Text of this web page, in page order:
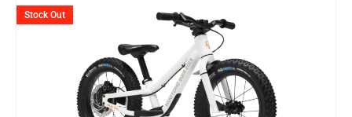
war:
CHF 349
Preis
ist:
CHF 225.